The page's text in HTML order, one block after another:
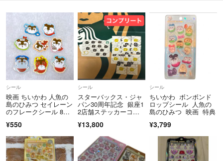
✦️ 郵便事故の責任は負えません。
保証付の発送ご希望の方はご注文前に
お申し付け下さいませ。(商品の値段が変わる場合がある為)
✦️ 梱包後の厚み、重さの関係でご連絡無く配送方法を
変更する場合がございます。ご了承くださいませ。
✦️ コンビニ/ATM決済を選択され、理由なくお支払
いただけない場合は、申し訳ございませんが
ブロックさせていただきます。
シール
映画 ちいかわ 人魚の
島のひみつ セイレーン
のフレークシール 8種
¥550
シール
スターバックス・ジャ
パン30周年記念 銀座1
2店舗ステッカーコン
¥13,800
シール
ちいかわ ボンボンド
ロップシール 人魚の
島のひみつ 映画 特典
¥3,799